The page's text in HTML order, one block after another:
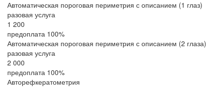
Автоматическая пороговая периметрия с описанием (1 глаз)
разовая услуга
1 200
предоплата 100%
Автоматическая пороговая периметрия с описанием (2 глаза)
разовая услуга
2 000
предоплата 100%
Авторефкератометрия